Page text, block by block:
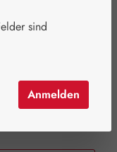
sind
Anmelden